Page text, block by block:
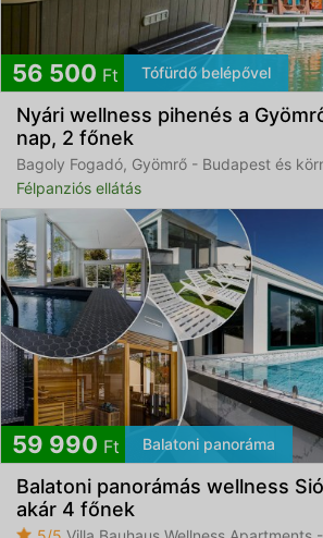
56 500 Ft Tófürdő belépővel
Nyári wellness pihenés a
nap, 2 főnek
Bagoly Fogadó, Gyömrő - Budapest és
Félpanziós ellátás
59 990 Ft Balatoni panoráma
Balatoni panorámás wellness
akár 4 főnek